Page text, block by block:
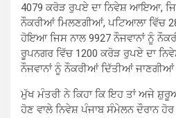
4079 ਕਰੋੜ ਰੁਪਏ ਦਾ ਨਿਵੇਸ਼ ਆਇਆ,
ਨੌਕਰੀਆਂ ਮਿਲਣਗੀਆਂ, ਪਟਿਆਲਾ ਵਿੱਚ
ਹੋਇਆ ਜਿਸ ਨਾਲ 9927 ਨੌਜਵਾਨਾਂ ਨੂੰ
ਰੂਪਨਗਰ ਵਿੱਚ 1200 ਕਰੋੜ ਰੁਪਏ ਦਾ
ਨੌਜਵਾਨਾਂ ਨੂੰ ਨੌਕਰੀਆਂ ਦਿੱਤੀਆਂ
ਮੁੱਖ ਮੰਤਰੀ ਨੇ ਕਿਹਾ ਕਿ ਇਹ ਤਾਂ ਅਜੇ
ਹੋਣ ਵਾਲੇ ਨਿਵੇਸ਼ ਪੰਜਾਬ ਸੰਮੇਲਨ ਦੌਰਾਨ